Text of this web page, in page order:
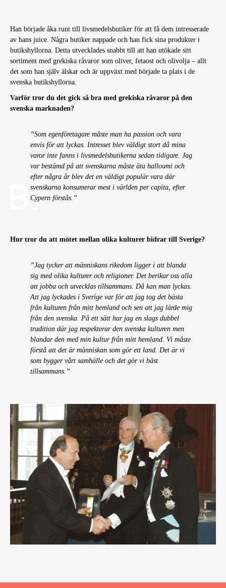
Han började åka runt till livsmedelsbutiker för att få dem intresserade
av hans juice. Några butiker nappade och han fick sina produkter i
butikshyllorna. Detta utvecklades snabbt till att han utökade sitt
sortiment med grekiska råvaror som oliver, fetaost och olivolja – allt
det som han själv älskar och är uppväxt med började ta plats i de
svenska butikshyllorna.
Varför tror du det gick så bra med grekiska råvaror på den
svenska marknaden?
”Som egenföretagare måste man ha passion och vara
envis för att lyckas. Intresset blev väldigt stort då mina
varor inte fanns i livsmedelsbutikerna sedan tidigare. Jag
var bestämd på att svenskarna måste äta halloumi och
efter några år blev det en väldigt populär vara där
svenskarna konsumerar mest i världen per capita, efter
Cypern förstås.”
Hur tror du att mötet mellan olika kulturer bidrar till Sverige?
”Jag tycker att människans rikedom ligger i att blanda
sig med olika kulturer och religioner. Det berikar oss alla
att jobba och utvecklas tillsammans. Då kan man lyckas.
Att jag lyckades i Sverige var för att jag tog det bästa
från kulturen från mitt hemland och sen att jag lärde mig
från den svenska. På ett sätt har jag en slags dubbel
tradition där jag respekterar den svenska kulturen men
blandar den med min kultur från mitt hemland. Vi måste
förstå att det är människan som gör ett land. Det är vi
som bygger vårt samhälle och det gör vi bäst
tillsammans.”